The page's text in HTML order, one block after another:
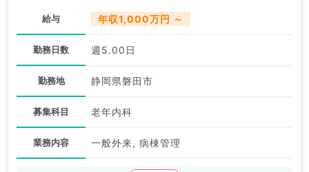
給与 年収1,000万円 ～
勤務日数 週5.00日
勤務地 静岡県磐田市
募集科目 老年内科
業務内容 一般外来, 病棟管理